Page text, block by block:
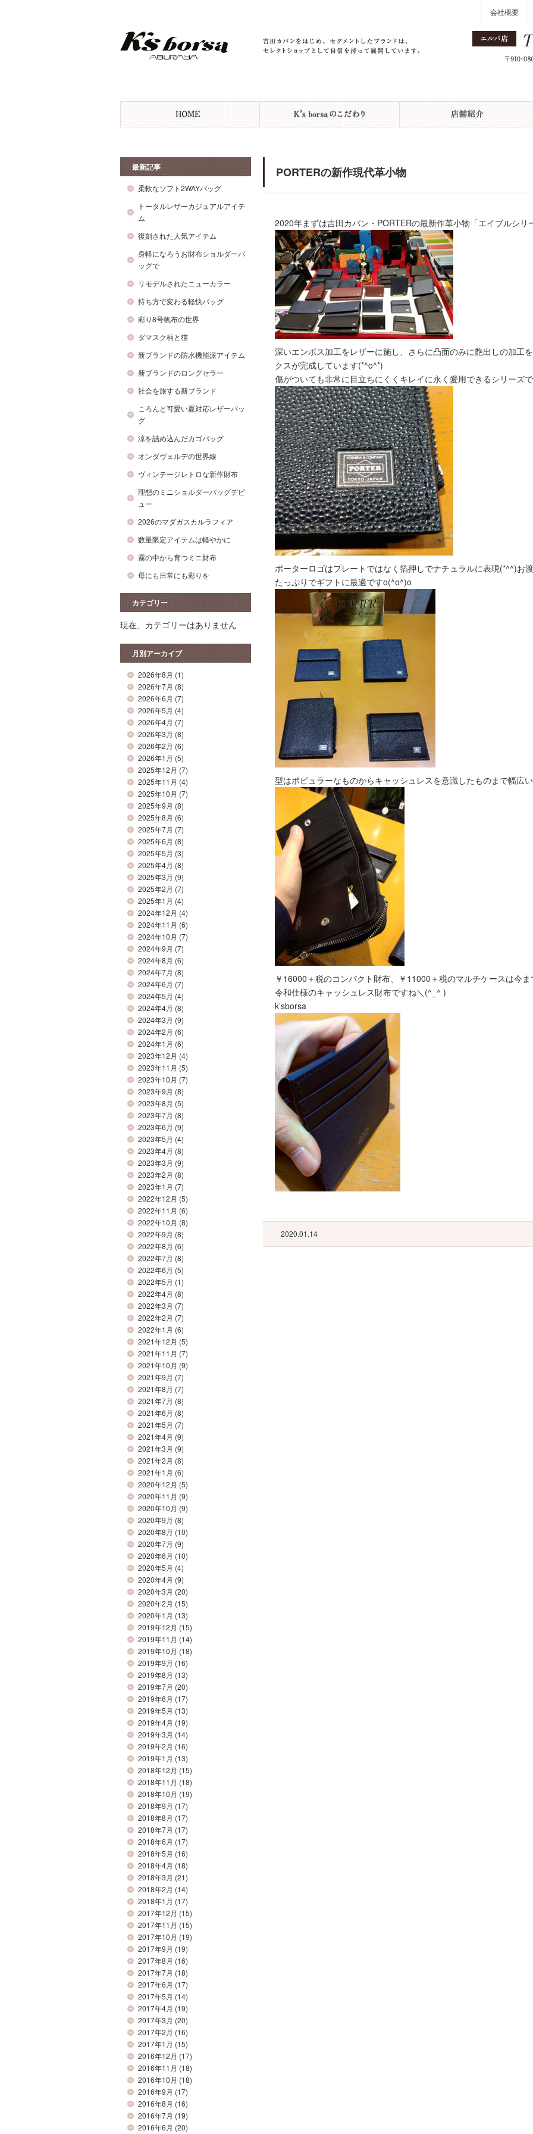
会社概要
最新記事
柔軟なソフト2WAYバッグ
トータルレザーカジュアルアイテ
ム
復刻された人気アイテム
身軽になろうお財布ショルダーバ
ッグで
リモデルされたニューカラー
持ち方で変わる軽快バッグ
彩り8号帆布の世界
ダマスク柄と猫
新ブランドの防水機能派アイテム
新ブランドのロングセラー
社会を旅する新ブランド
ころんと可愛い夏対応レザーバッ
グ
涼を詰め込んだカゴバッグ
オンダヴェルデの世界線
ヴィンテージレトロな新作財布
理想のミニショルダーバッグデビ
ュー
2026のマダガスカルラフィア
数量限定アイテムは軽やかに
霧の中から育つミニ財布
母にも日常にも彩りを
カテゴリー
現在、カテゴリーはありません
月別アーカイブ
2026年8月 (1)
2026年7月 (8)
2026年6月 (7)
2026年5月 (4)
2026年4月 (7)
2026年3月 (8)
2026年2月 (6)
2026年1月 (5)
2025年12月 (7)
2025年11月 (4)
2025年10月 (7)
2025年9月 (8)
2025年8月 (6)
2025年7月 (7)
2025年6月 (8)
2025年5月 (3)
2025年4月 (8)
2025年3月 (9)
2025年2月 (7)
2025年1月 (4)
2024年12月 (4)
2024年11月 (6)
2024年10月 (7)
2024年9月 (7)
2024年8月 (6)
2024年7月 (8)
2024年6月 (7)
2024年5月 (4)
2024年4月 (8)
2024年3月 (9)
2024年2月 (6)
2024年1月 (6)
2023年12月 (4)
2023年11月 (5)
2023年10月 (7)
2023年9月 (8)
2023年8月 (5)
2023年7月 (8)
2023年6月 (9)
2023年5月 (4)
2023年4月 (8)
2023年3月 (9)
2023年2月 (8)
2023年1月 (7)
2022年12月 (5)
2022年11月 (6)
2022年10月 (8)
2022年9月 (8)
2022年8月 (6)
2022年7月 (8)
2022年6月 (5)
2022年5月 (1)
2022年4月 (8)
2022年3月 (7)
2022年2月 (7)
2022年1月 (6)
2021年12月 (5)
2021年11月 (7)
2021年10月 (9)
2021年9月 (7)
2021年8月 (7)
2021年7月 (8)
2021年6月 (8)
2021年5月 (7)
2021年4月 (9)
2021年3月 (9)
2021年2月 (8)
2021年1月 (6)
2020年12月 (5)
2020年11月 (9)
2020年10月 (9)
2020年9月 (8)
2020年8月 (10)
2020年7月 (9)
2020年6月 (10)
2020年5月 (4)
2020年4月 (9)
2020年3月 (20)
2020年2月 (15)
2020年1月 (13)
2019年12月 (15)
2019年11月 (14)
2019年10月 (18)
2019年9月 (16)
2019年8月 (13)
2019年7月 (20)
2019年6月 (17)
2019年5月 (13)
2019年4月 (19)
2019年3月 (14)
2019年2月 (16)
2019年1月 (13)
2018年12月 (15)
2018年11月 (18)
2018年10月 (19)
2018年9月 (17)
2018年8月 (17)
2018年7月 (17)
2018年6月 (17)
2018年5月 (16)
2018年4月 (18)
2018年3月 (21)
2018年2月 (14)
2018年1月 (17)
2017年12月 (15)
2017年11月 (15)
2017年10月 (19)
2017年9月 (19)
2017年8月 (16)
2017年7月 (18)
2017年6月 (17)
2017年5月 (14)
2017年4月 (19)
2017年3月 (20)
2017年2月 (16)
2017年1月 (15)
2016年12月 (17)
2016年11月 (18)
2016年10月 (18)
2016年9月 (17)
2016年8月 (16)
2016年7月 (19)
2016年6月 (20)
PORTERの新作現代革小物
2020年まずは吉田カバン・PORTERの最新作革小物「エイブルシ
深いエンボス加工をレザーに施し、さらに凸面のみに艶出しの加工
クスが完成しています(*^o^*)
傷がついても非常に目立ちにくくキレイに永く愛用できるシリーズ
ポーターロゴはプレートではなく箔押しでナチュラルに表現(*^^)お
たっぷりでギフトに最適ですo(^o^)o
型はポピュラーなものからキャッシュレスを意識したものまで幅広い
￥16000＋税のコンパクト財布、￥11000＋税のマルチケースは今
令和仕様のキャッシュレス財布ですね＼(^_^ )
k’sborsa
2020.01.14